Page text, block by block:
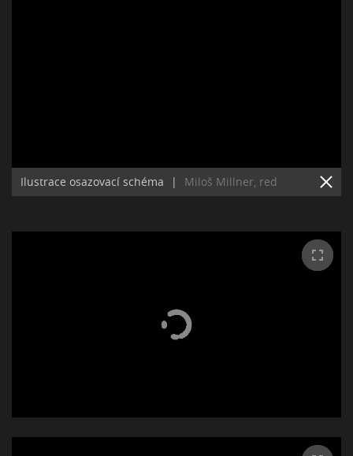
Ilustrace osazovací schéma | Miloš Millner, red